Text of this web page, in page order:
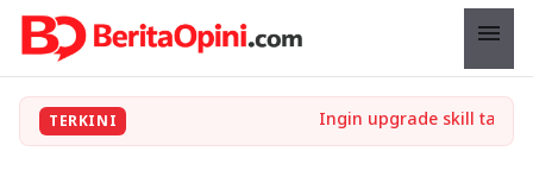
menu
TERKINI